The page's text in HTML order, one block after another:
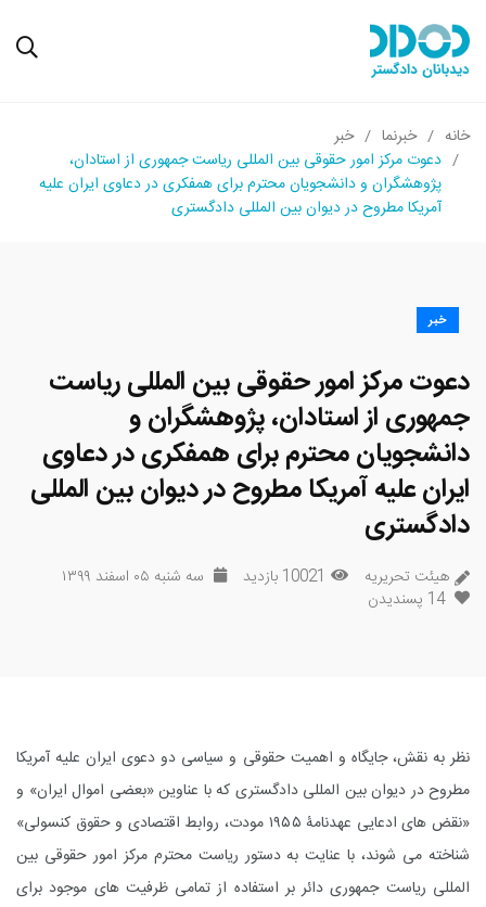
خانه خبرنما
خبر
دعوت مرکز امور حقوقی بین المللی ریاست جمهوری از استادان،
پژوهشگران و دانشجویان محترم برای همفکری در دعاوی ایران علیه
آمریکا مطروح در دیوان بین المللی دادگستری
خبر
دعوت مرکز امور حقوقی بین المللی ریاست
جمهوری از استادان، پژوهشگران و
دانشجویان محترم برای همفکری در دعاوی
ایران علیه آمریکا مطروح در دیوان بین المللی
دادگستری
هیئت تحریریه 10021 بازدید
سه شنبه ۰۵ اسفند ۱۳۹۹
14 پسندیدن
نظر به نقش، جایگاه و اهمیت حقوقی و سیاسی دو دعوی ایران علیه آمریکا
مطروح در دیوان بین المللی دادگستری که با عناوین «بعضی اموال ایران» و
«نقض های ادعایی عهدنامۀ ۱۹۵۵ مودت، روابط اقتصادی و حقوق کنسولی»
شناخته می شوند، با عنایت به دستور ریاست محترم مرکز امور حقوقی بین
المللی ریاست جمهوری دائر بر استفاده از تمامی ظرفیت های موجود برای